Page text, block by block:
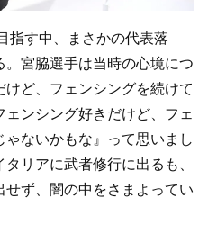
指す中、まさかの代表落
宮脇選手は当時の心境につ
ど、フェンシングを続けて
ンシング好きだけど、フェ
ないかもな』って思いまし
リアに武者修行に出るも、
ず、闇の中をさまよってい